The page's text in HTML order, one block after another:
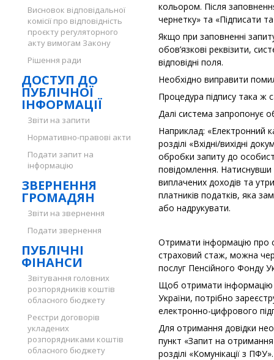
Висновок відповідальної
комісії про відповідність
проєкту регуляторного
акту вимогам Закону
Рішення ради
ДОСТУП ДО
ПУБЛІЧНОЇ
ІНФОРМАЦІЇ
Звіти на запити
Нормативно-правові акти
Подати запит на
інформацію
ЗВЕРНЕННЯ
ГРОМАДЯН
Звіти на звернення
Подати звернення
ПУБЛІЧНІ
ФІНАНСИ
Звітування головних
розпорядників коштів
обласного бюджету
Реєстри договорів
укладених
розпорядниками коштів
обласного бюджету
кольором. Після
чернетку» та «Підписати
Якщо при заповненні
обов’язкові реквізити,
відповідні поля.
Необхідно виправити
Процедура підпису така ж
Далі система запропонує
Наприклад: «Електронний
розділі «Вхідні/вихідні
обробки запиту до
повідомлення. Натиснувши
виплачених доходів та
платників податків, яка
або надрукувати.
Отримати інформацію про
страховий стаж, можна
послуг Пенсійного Фонду
Щоб отримати інформацію
України, потрібно
електронно-цифрового
Для отримання довідки
пункт «Запит на
розділі «Комунікації з